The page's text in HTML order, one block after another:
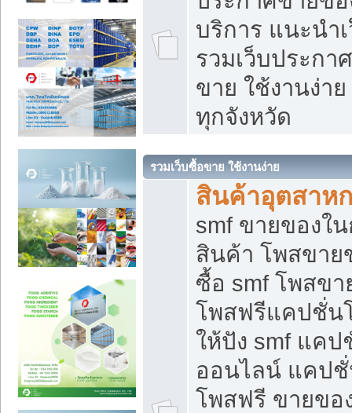
บริการ แนะนำ
รวมเว็บประกา
ขาย ใช้งานง่า
ทุกจังหวัด
รวมเว็บซื้อขาย ใช้งานง่าย
สินค้าอุตสาห
smf ขายของใ
สินค้า โพสขาย
ซื้อ smf โพสข
โพสฟรีแคปชั่น
ให้ปัง smf แค
ออนไลน์ แคป
โพสฟรี ขายขอ